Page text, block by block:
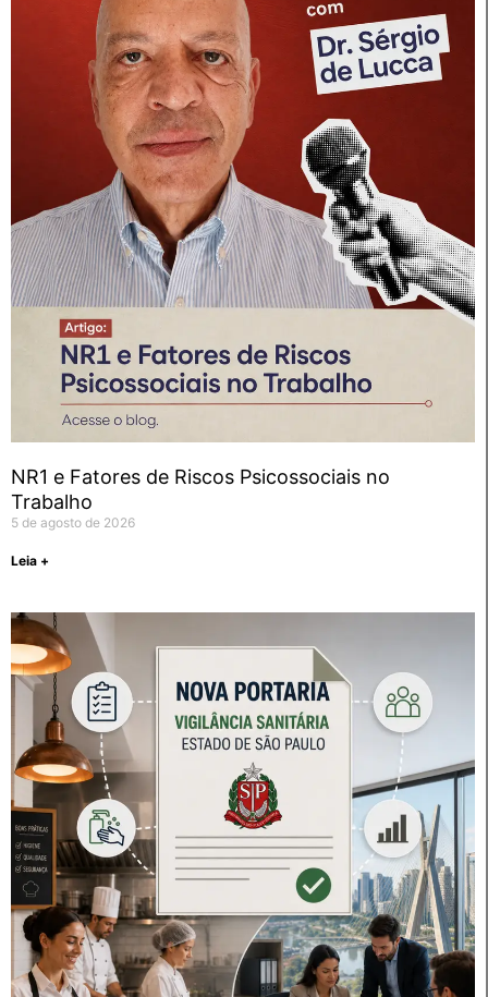
NR1 e Fatores de Riscos Psicossociais no
Trabalho
5 de agosto de 2026
Leia +